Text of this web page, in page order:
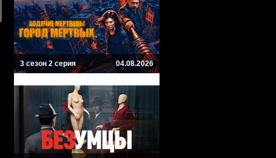
3 сезон 2 серия 04.08.2026